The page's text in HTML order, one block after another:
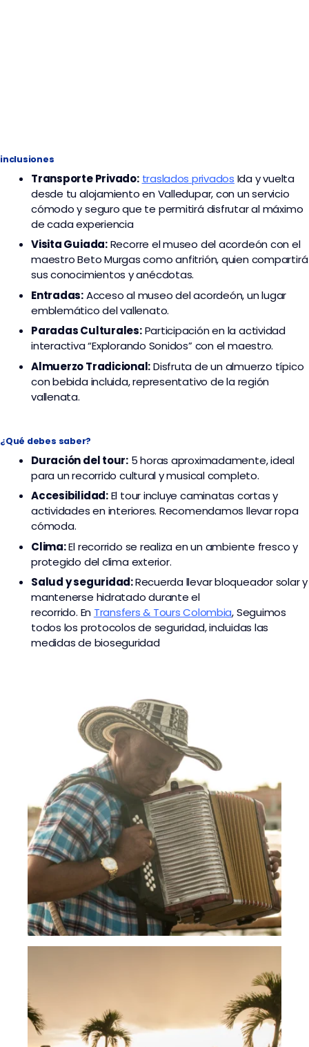
inclusiones
TransportePrivado: traslados privados Ida y vuelta
desde tu alojamiento en Valledupar, con un servicio
cómodo y seguro que te permitirá disfrutar al máximo
de cada experiencia
Visita Guiada:Recorre el museo del acordeón con el
maestro Beto Murgas como anfitrión, quien compartirá
sus conocimientos y anécdotas.
Entradas:Acceso al museo del acordeón, un lugar
emblemático del vallenato.
Paradas Culturales:Participación en la actividad
interactiva “Explorando Sonidos” con el maestro.
Almuerzo Tradicional:Disfruta de un almuerzo típico
con bebida incluida, representativo de la región
vallenata.
¿Qué debes saber?
Duración del tour:5 horas aproximadamente, ideal
para un recorrido cultural y musical completo.
Accesibilidad:El tour incluye caminatas cortas y
actividades en interiores. Recomendamos llevar ropa
cómoda.
Clima:El recorrido se realiza en un ambiente fresco y
protegido del clima exterior.
Salud y seguridad:Recuerda llevar bloqueador solar y
mantenerse hidratado durante el
recorrido. En Transfers & Tours Colombia,Seguimos
todos los protocolos de seguridad, incluidas las
medidas de bioseguridad